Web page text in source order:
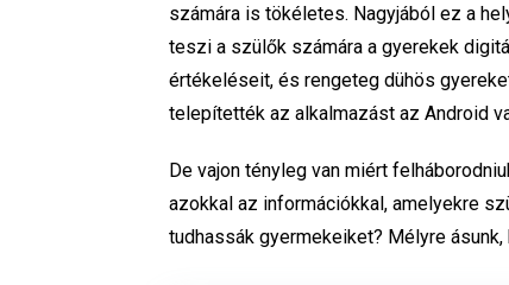
számára is tökéletes. Nagyjából ez a
teszi a szülők számára a gyerekek
értékeléseit, és rengeteg dühös
telepítették az alkalmazást az Android
De vajon tényleg van miért
azokkal az információkkal, amelyekre
tudhassák gyermekeiket? Mélyre